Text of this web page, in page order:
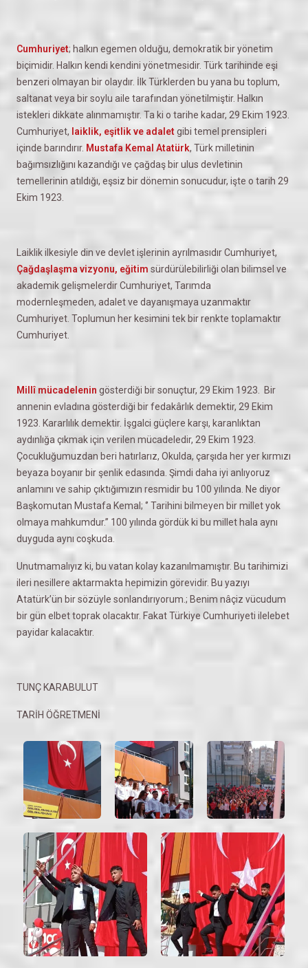
Cumhuriyet; halkın egemen olduğu, demokratik bir yönetim
biçimidir. Halkın kendi kendini yönetmesidir. Türk tarihinde eşi
benzeri olmayan bir olaydır. İlk Türklerden bu yana bu toplum,
saltanat veya bir soylu aile tarafından yönetilmiştir. Halkın
istekleri dikkate alınmamıştır. Ta ki o tarihe kadar, 29 Ekim 1923.
Cumhuriyet, laiklik, eşitlik ve adaletgibi temel prensipleri
içinde barındırır. Mustafa Kemal Atatürk, Türk milletinin
bağımsızlığını kazandığı ve çağdaş bir ulus devletinin
temellerinin atıldığı, eşsiz bir dönemin sonucudur, işte o tarih 29
Ekim 1923.
Laiklik ilkesiyle din ve devlet işlerinin ayrılmasıdır Cumhuriyet,
Çağdaşlaşma vizyonu, eğitim sürdürülebilirliği olan bilimsel ve
akademik gelişmelerdir Cumhuriyet, Tarımda
modernleşmeden, adalet ve dayanışmaya uzanmaktır
Cumhuriyet. Toplumun her kesimini tek bir renkte toplamaktır
Cumhuriyet.
Millî mücadelenin gösterdiği bir sonuçtur, 29 Ekim 1923. Bir
annenin evladına gösterdiği bir fedakârlık demektir, 29 Ekim
1923. Kararlılık demektir. İşgalci güçlere karşı, karanlıktan
aydınlığa çıkmak için verilen mücadeledir, 29 Ekim 1923.
Çocukluğumuzdan beri hatırlarız, Okulda, çarşıda her yer kırmızı
beyaza boyanır bir şenlik edasında. Şimdi daha iyi anlıyoruz
anlamını ve sahip çıktığımızın resmidir bu 100 yılında. Ne diyor
Başkomutan Mustafa Kemal; ‘’ Tarihini bilmeyen bir millet yok
olmaya mahkumdur.’’ 100 yılında gördük ki bu millet hala aynı
duyguda aynı coşkuda.
Unutmamalıyız ki, bu vatan kolay kazanılmamıştır. Bu tarihimizi
ileri nesillere aktarmakta hepimizin görevidir. Bu yazıyı
Atatürk’ün bir sözüyle sonlandırıyorum.; Benim nâçiz vücudum
bir gün elbet toprak olacaktır. Fakat Türkiye Cumhuriyeti ilelebet
payidar kalacaktır.
TUNÇ KARABULUT
TARİH ÖĞRETMENİ